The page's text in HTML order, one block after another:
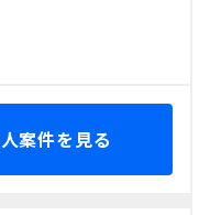
案件を見る